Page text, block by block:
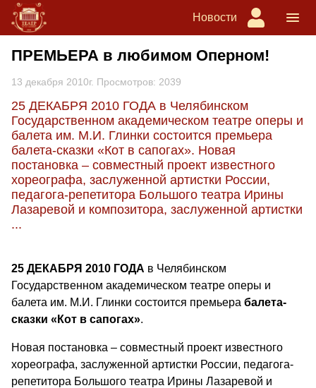
Новости
ПРЕМЬЕРА в любимом Оперном!
13 декабря 2010г. Просмотров: 2039
25 ДЕКАБРЯ 2010 ГОДА в Челябинском
Государственном академическом театре оперы и
балета им. М.И. Глинки состоится премьера
балета-сказки «Кот в сапогах». Новая
постановка – совместный проект известного
хореографа, заслуженной артистки России,
педагога-репетитора Большого театра Ирины
Лазаревой и композитора, заслуженной артистки
...
25 ДЕКАБРЯ 2010 ГОДА в Челябинском
Государственном академическом театре оперы и
балета им. М.И. Глинки состоится премьера балета-
сказки «Кот в сапогах».
Новая постановка – совместный проект известного
хореографа, заслуженной артистки России, педагога-
репетитора Большого театра Ирины Лазаревой и